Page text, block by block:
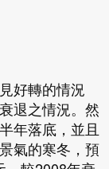
好轉的情況
退之情況。然
年落底，並且
氣的寒冬，預